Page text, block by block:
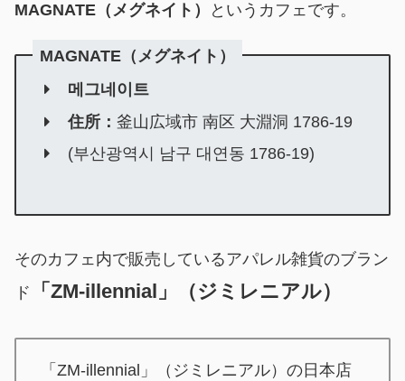
MAGNATE（メグネイト） というカフェです。
MAGNATE（メグネイト）
메그네이트
住所： 釜山広域市 南区 大淵洞 1786-19
(부산광역시 남구 대연동 1786-19)
そのカフェ内で販売しているアパレル雑貨のブラン
ド
「ZM-illennial」（ジミレニアル）
「ZM-illennial」（ジミレニアル）の日本店